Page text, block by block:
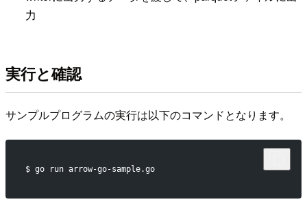
力
実行と確認
サンプルプログラムの実行は以下のコマンドとなります。
$ go run arrow-go-sample.go